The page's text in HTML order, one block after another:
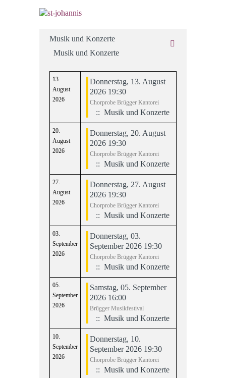
Musik und Konzerte
Musik und Konzerte
13.
August
2026
Donnerstag, 13. August
2026 19:30
Chorprobe Brügger Kantorei
:: Musik und Konzerte
20.
August
2026
Donnerstag, 20. August
2026 19:30
Chorprobe Brügger Kantorei
:: Musik und Konzerte
27.
August
2026
Donnerstag, 27. August
2026 19:30
Chorprobe Brügger Kantorei
:: Musik und Konzerte
03.
September
2026
Donnerstag, 03.
September 2026 19:30
Chorprobe Brügger Kantorei
:: Musik und Konzerte
05.
September
2026
Samstag, 05. September
2026 16:00
Brügger Musikfestival
:: Musik und Konzerte
10.
September
2026
Donnerstag, 10.
September 2026 19:30
Chorprobe Brügger Kantorei
:: Musik und Konzerte